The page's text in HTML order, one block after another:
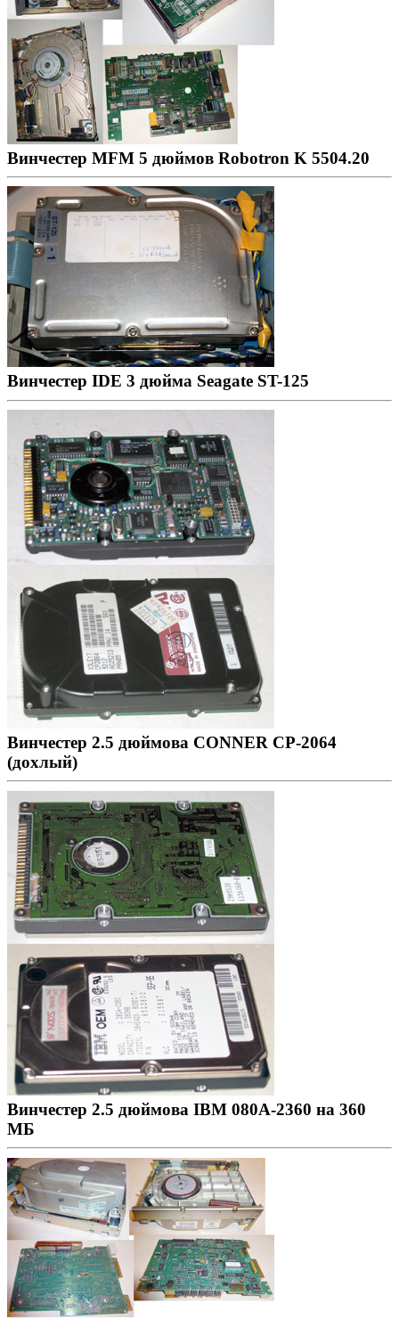
Винчестер MFM 5 дюймов Robotron K 5504.20
Винчестер IDE 3 дюймa Seagate ST-125
Винчестер 2.5 дюймова CONNER CP-2064
(дохлый)
Винчестер 2.5 дюймова IBM 080A-2360 на 360
МБ